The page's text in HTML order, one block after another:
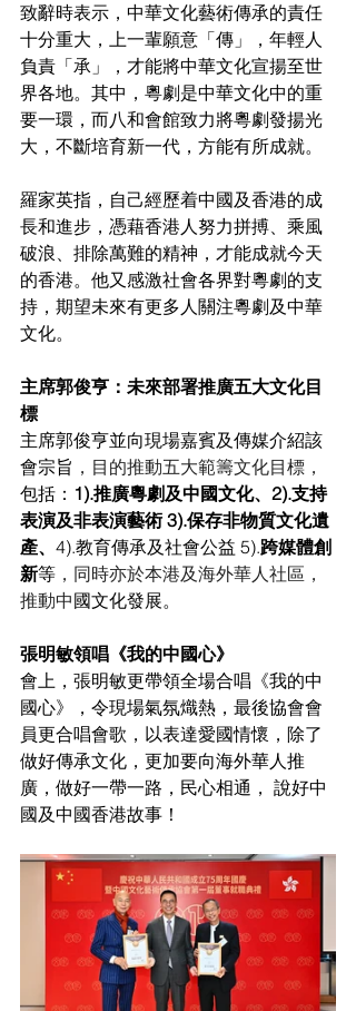
致辭時表示，中華文化藝術傳承的責任
十分重大，上一輩願意「傳」，年輕人
負責「承」，才能將中華文化宣揚至世
界各地。其中，粵劇是中華文化中的重
要一環，而八和會館致力將粵劇發揚光
大，不斷培育新一代，方能有所成就。
羅家英指，自己經歷着中國及香港的成
長和進步，憑藉香港人努力拼搏、乘風
破浪、排除萬難的精神，才能成就今天
的香港。他又感激社會各界對粵劇的支
持，期望未來有更多人關注粵劇及中華
文化。
主席郭俊亨：未來部署推廣五大文化目
標
主席郭俊亨並向現場嘉賓及傳媒介紹該
會宗旨 ，目的推動五大範籌文化目標，
包括： 1).推廣粵劇及中國文化、2).支持
表演及非表演藝術 3).保存非物質文化遺
產、 4).教育傳承及社會公益 5).跨媒體創
新等 ，同時亦於本港及海外華人社區，
推動中國文化發展。
張明敏領唱《我的中國心》
會上，張明敏更帶領全場合唱《我的中
國心》，令現場氣氛熾熱，最後協會會
員更合唱會歌，以表達愛國情懷，除了
做好傳承文化， 更加要向海外華人推
廣，做好一帶一路，民心相通， 說好中
國及中國香港故事！